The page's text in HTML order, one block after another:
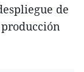
de